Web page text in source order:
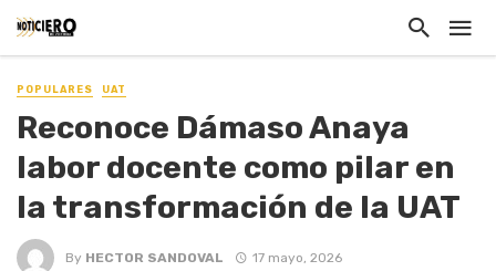
POPULARES UAT
Reconoce Dámaso Anaya
labor docente como pilar en
la transformación de la UAT
By HECTOR SANDOVAL 17 mayo, 2026